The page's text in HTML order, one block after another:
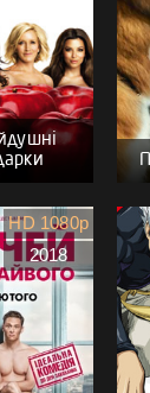
HD 1080p
2018